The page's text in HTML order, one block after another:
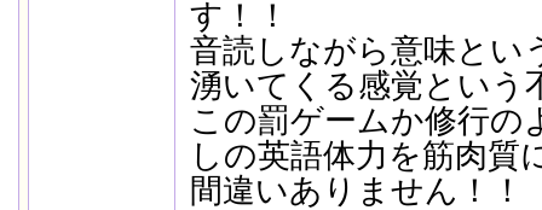
す！！
音読しながら意味とい
湧いてくる感覚という
この罰ゲームか修行の
しの英語体力を筋肉質
間違いありません！！